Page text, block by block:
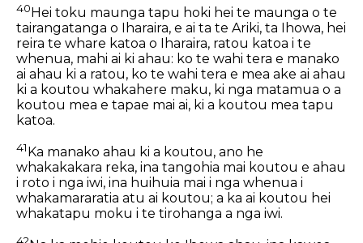
40Hei toku maunga tapu hoki hei te maunga o te
tairangatanga o Iharaira, e ai ta te Ariki, ta Ihowa, hei
reira te whare katoa o Iharaira, ratou katoa i te
whenua, mahi ai ki ahau: ko te wahi tera e manako
ai ahau ki a ratou, ko te wahi tera e mea ake ai ahau
ki a koutou whakahere maku, ki nga matamua o a
koutou mea e tapae mai ai, ki a koutou mea tapu
katoa.
41 Ka manako ahau ki a koutou, ano he
whakakakara reka, ina tangohia mai koutou e ahau
i roto i nga iwi, ina huihuia mai i nga whenua i
whakamararatia atu ai koutou; a ka ai koutou hei
whakatapu moku i te tirohanga a nga iwi.